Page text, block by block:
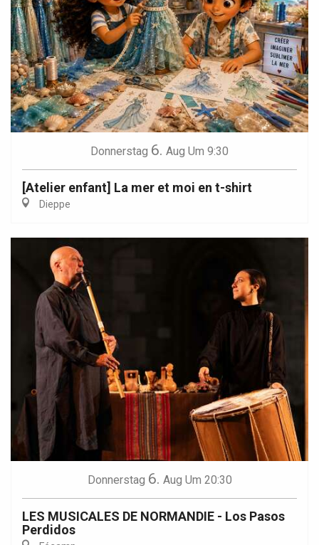
Donnerstag 6. Aug Um 9:30
[Atelier enfant] La mer et moi en t-shirt
Dieppe
Donnerstag 6. Aug Um 20:30
LES MUSICALES DE NORMANDIE - Los Pasos
Perdidos